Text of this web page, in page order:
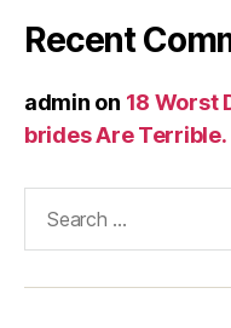
Recent
admin on 18 Worst
brides Are Terrible.